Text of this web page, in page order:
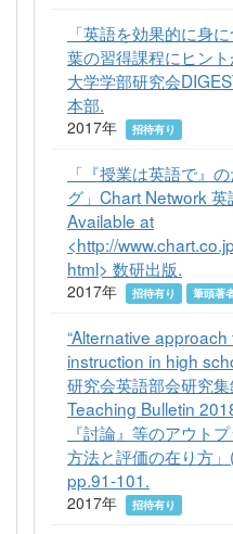
「英語を効果的に身
葉の習得課程にヒン
大学学部研究会
本部.
2017年 招待有り
「『授業は英語で』
グ」Chart Network
Available at
<http://
html> 数研出版.
2017年 招待有り 筆頭著
“Alternative
instruction in high
研究会英語部会研究
Teaching Bulletin
『討論』等のアウト
方法と評価の在り方」
pp.91-101.
2017年 招待有り